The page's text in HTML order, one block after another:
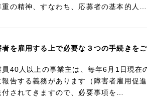
重の精神、すなわち、応募者の基本的人…
者を雇用する上で必要な３つの手続きを
員40人以上の事業主は、毎年6月1日現在
報告する義務があります（障害者雇用促
付されてきますので、必要事項を…